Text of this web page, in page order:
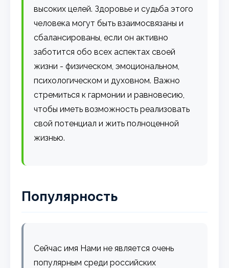
высоких целей. Здоровье и судьба этого
человека могут быть взаимосвязаны и
сбалансированы, если он активно
заботится обо всех аспектах своей
жизни - физическом, эмоциональном,
психологическом и духовном. Важно
стремиться к гармонии и равновесию,
чтобы иметь возможность реализовать
свой потенциал и жить полноценной
жизнью.
Популярность
Cейчас имя Нами не является очень
популярным среди российских